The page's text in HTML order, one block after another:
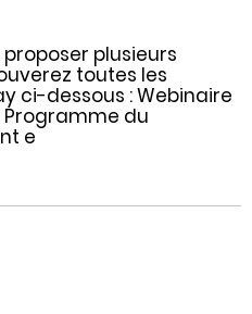
proposer plusieurs
toutes les
ci-dessous : Webinaire
Programme du
e